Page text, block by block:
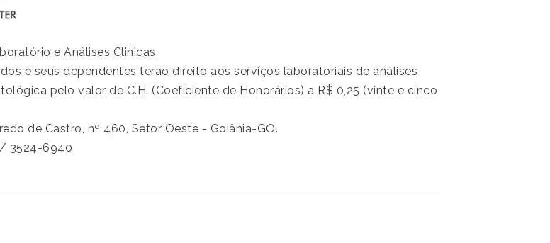
e Análises Clinicas.
e seus dependentes terão direito aos serviços laboratoriais de análises
pelo valor de C.H. (Coeficiente de Honorários) a R$ 0,25 (vinte e cinco
de Castro, nº 460, Setor Oeste - Goiânia-GO.
/ 3524-6940